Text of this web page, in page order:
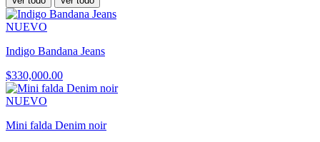
NUEVO
Indigo Bandana Jeans
$330,000.00
NUEVO
Mini falda Denim noir